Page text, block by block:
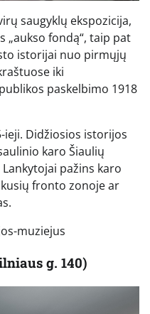
saugyklų ekspozicija,
„aukso fondą“, taip pat
istorijai nuo pirmųjų
iki
paskelbimo 1918
ieji. Didžiosios istorijos
karo Šiaulių
pažins karo
fronto zonoje ar
muziejus
g. 140)